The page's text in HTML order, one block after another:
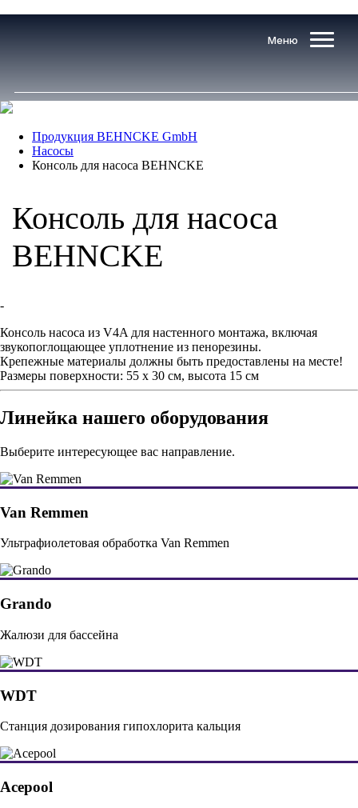
Меню
Продукция BEHNCKE GmbH
Насосы
Консоль для насоса BEHNCKE
Консоль для насоса
BEHNCKE
-
Консоль насоса из V4A для настенного монтажа, включая
звукопоглощающее уплотнение из пенорезины.
Крепежные материалы должны быть предоставлены на месте!
Размеры поверхности: 55 x 30 см, высота 15 см
Линейка нашего оборудования
Выберите интересующее вас направление.
Van Remmen
Ультрафиолетовая обработка Van Remmen
Grando
Жалюзи для бассейна
WDT
Станция дозирования гипохлорита кальция
Acepool